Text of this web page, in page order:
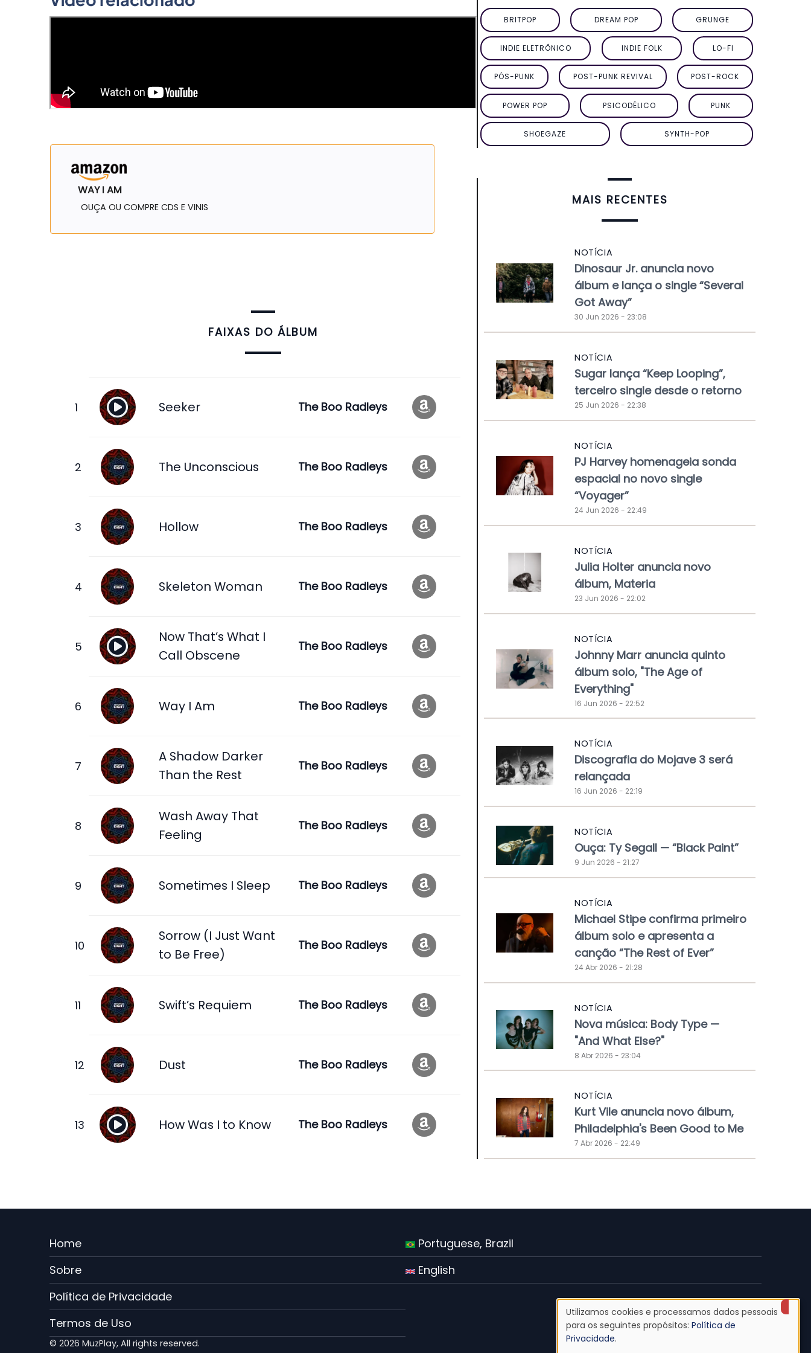
WAY I AM
OUÇA OU COMPRE CDS E VINIS
FAIXAS DO ÁLBUM
Seeker The Boo Radleys
The Unconscious The Boo Radleys
Hollow The Boo Radleys
Skeleton Woman The Boo Radleys
Now That’s What I
Call Obscene
The Boo Radleys
Way I Am The Boo Radleys
A Shadow Darker
Than the Rest
The Boo Radleys
Wash Away That
Feeling
The Boo Radleys
Sometimes I Sleep The Boo Radleys
Sorrow (I Just Want
to Be Free)
The Boo Radleys
Swift’s Requiem The Boo Radleys
Dust The Boo Radleys
How Was I to Know The Boo Radleys
BRITPOP DREAM POP GRUNGE
INDIE ELETRÔNICO INDIE FOLK LO-FI
PÓS-PUNK POST-PUNK REVIVAL POST-ROCK
POWER POP PSICODÉLICO PUNK
SHOEGAZE SYNTH-POP
MAIS RECENTES
NOTÍCIA
Dinosaur Jr. anuncia novo
álbum e lança o single “Several
Got Away”
30 Jun 2026 - 23:08
NOTÍCIA
Sugar lança “Keep Looping”,
terceiro single desde o retorno
25 Jun 2026 - 22:38
NOTÍCIA
PJ Harvey homenageia sonda
espacial no novo single
“Voyager”
24 Jun 2026 - 22:49
NOTÍCIA
Julia Holter anuncia novo
álbum, Materia
23 Jun 2026 - 22:02
NOTÍCIA
Johnny Marr anuncia quinto
álbum solo, "The Age of
Everything"
16 Jun 2026 - 22:52
NOTÍCIA
Discografia do Mojave 3 será
relançada
16 Jun 2026 - 22:19
NOTÍCIA
Ouça: Ty Segall — “Black Paint”
9 Jun 2026 - 21:27
NOTÍCIA
Michael Stipe confirma primeiro
álbum solo e apresenta a
canção “The Rest of Ever”
24 Abr 2026 - 21:28
NOTÍCIA
Nova música: Body Type —
"And What Else?"
8 Abr 2026 - 23:04
NOTÍCIA
Kurt Vile anuncia novo álbum,
Philadelphia's Been Good to Me
7 Abr 2026 - 22:49
Menu
Rodape
PT
Home
Sobre
Política de Privacidade
Termos de Uso
Portuguese, Brazil
English
© 2026 MuzPlay, All rights reserved.
Uso
Utilizamos cookies e processamos dados pessoais
para os seguintes propósitos: Política de
Privacidade.